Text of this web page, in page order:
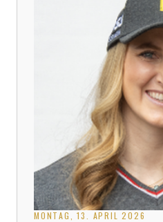
MONTAG, 13. APRIL 2026